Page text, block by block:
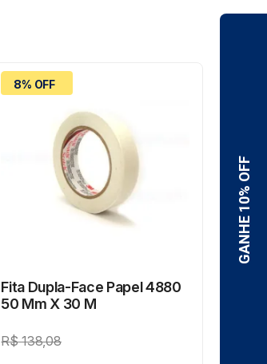
8% OFF
Fita Dupla-Face Papel 4880
50 Mm X 30 M
R$138,08